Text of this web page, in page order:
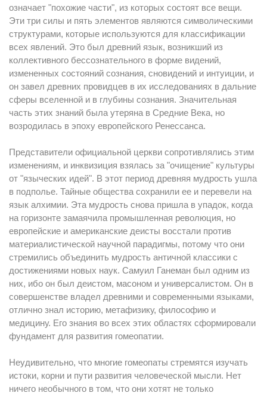
означает "похожие части", из которых состоят все вещи.
Эти три силы и пять элементов являются символическими
структурами, которые используются для классификации
всех явлений. Это был древний язык, возникший из
коллективного бессознательного в форме видений,
измененных состояний сознания, сновидений и интуиции, и
он завел древних провидцев в их исследованиях в дальние
сферы вселенной и в глубины сознания. Значительная
часть этих знаний была утеряна в Средние Века, но
возродилась в эпоху европейского Ренессанса.
Представители официальной церкви сопротивлялись этим
изменениям, и инквизиция взялась за "очищение" культуры
от "языческих идей". В этот период древняя мудрость ушла
в подполье. Тайные общества сохранили ее и перевели на
язык алхимии. Эта мудрость снова пришла в упадок, когда
на горизонте замаячила промышленная революция, но
европейские и американские деисты восстали против
материалистической научной парадигмы, потому что они
стремились объединить мудрость античной классики с
достижениями новых наук. Самуил Ганеман был одним из
них, ибо он был деистом, масоном и универсалистом. Он в
совершенстве владел древними и современными языками,
отлично знал историю, метафизику, философию и
медицину. Его знания во всех этих областях сформировали
фундамент для развития гомеопатии.
Неудивительно, что многие гомеопаты стремятся изучать
истоки, корни и пути развития человеческой мысли. Нет
ничего необычного в том, что они хотят не только